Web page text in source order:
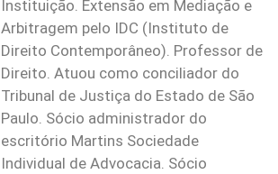
Instituição. Extensão em Mediação e
Arbitragem pelo IDC (Instituto de
Direito Contemporâneo). Professor de
Direito. Atuou como conciliador do
Tribunal de Justiça do Estado de São
Paulo. Sócio administrador do
escritório Martins Sociedade
Individual de Advocacia. Sócio